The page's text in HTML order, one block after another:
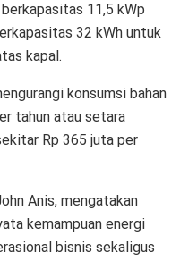
11,5 kWp
32 kWh untuk
kapal.
konsumsi bahan
tahun atau setara
Rp 365 juta per
Anis, mengatakan
kemampuan energi
bisnis sekaligus